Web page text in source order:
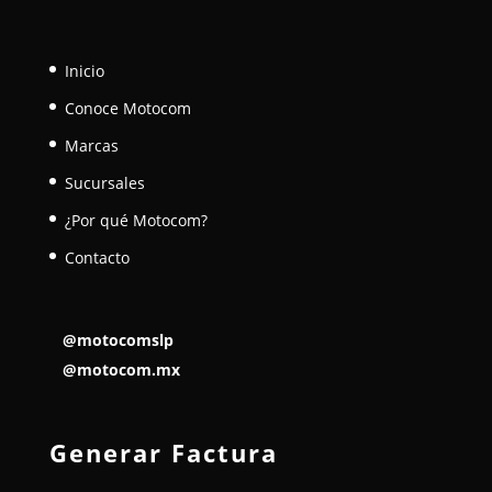
Inicio
Conoce Motocom
Marcas
Sucursales
¿Por qué Motocom?
Contacto
@motocomslp
@motocom.mx
Generar Factura